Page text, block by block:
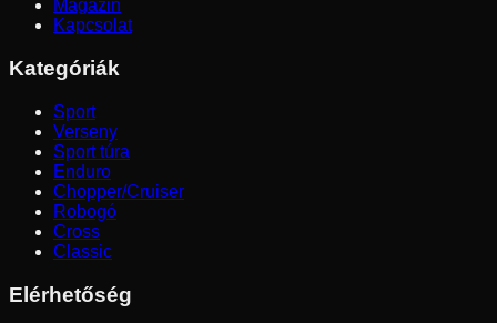
Magazin
Kapcsolat
Kategóriák
Sport
Verseny
Sport túra
Enduro
Chopper/Cruiser
Robogó
Cross
Classic
Elérhetőség